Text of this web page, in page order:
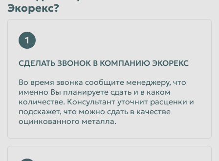
Экорекс?
1
СДЕЛАТЬ ЗВОНОК В КОМПАНИЮ ЭКОРЕКС
Во время звонка сообщите менеджеру, что
именно Вы планируете сдать и в каком
количестве. Консультант уточнит расценки и
подскажет, что можно сдать в качестве
оцинкованного металла.